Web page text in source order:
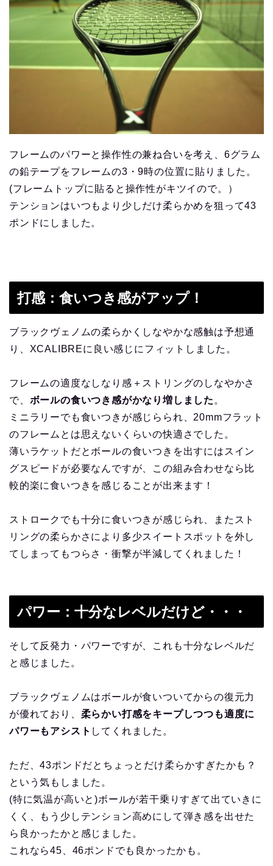
フレームのパワーと操作性の兼ね合いを考え、6グラム
の鉛テープをフレームの3・9時の位置に貼りました。
(フレームトップに貼ると操作性がキツイので。）
テンションはいつもより少しだけ柔らかめを狙って43
ポンドにしました。
打感：食いつき感がアップ！
ブラックヴェノムの柔らかくしなやかな感触は予想通
り、XCALIBREに良い感じにフィットしました。
フレームの適度なしなり感＋ストリングのしなやかさ
で、 ボールの食いつき感がかなり増しました 。
ミニラリーでも食いつきが感じらられ、20mmフラット
のフレームとは思えないくらいの快適さでした。
薄いラケットだとボールの食いつきを出すにはスイン
グスピードが必要なんですが、この組み合わせなら比
較的楽に食いつきを感じることが出来ます！
ストロークでも十分に食いつきが感じられ、またスト
リングの柔らかさにより多少スイートスポットを外し
てしまってもつらさ・衝撃が半減してくれました！
パワー：十分なレベルだけど・・・
そして反発力・パワーですが、これも十分なレベルだ
と感じました。
ブラックヴェノムはボールが食いついてからの復元力
が優れており、 柔らかい打感をキープしつつも適度に
パワーもアシスト してくれました。
ただ、43ポンドだとちょっとだけ柔らかすぎたかも？
という気もしました。
(特に気温が高いと)ボールが若干乗りすぎて出ていきに
くく、もう少しテンション高めにして弾き感を出せた
ら良かったかと感じました。
これなら45、46ポンドでも良かったかも。